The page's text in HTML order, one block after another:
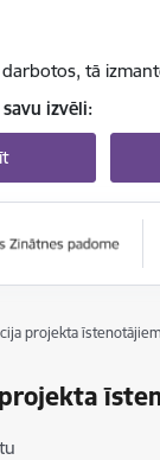
tā
izvēli:
projekta